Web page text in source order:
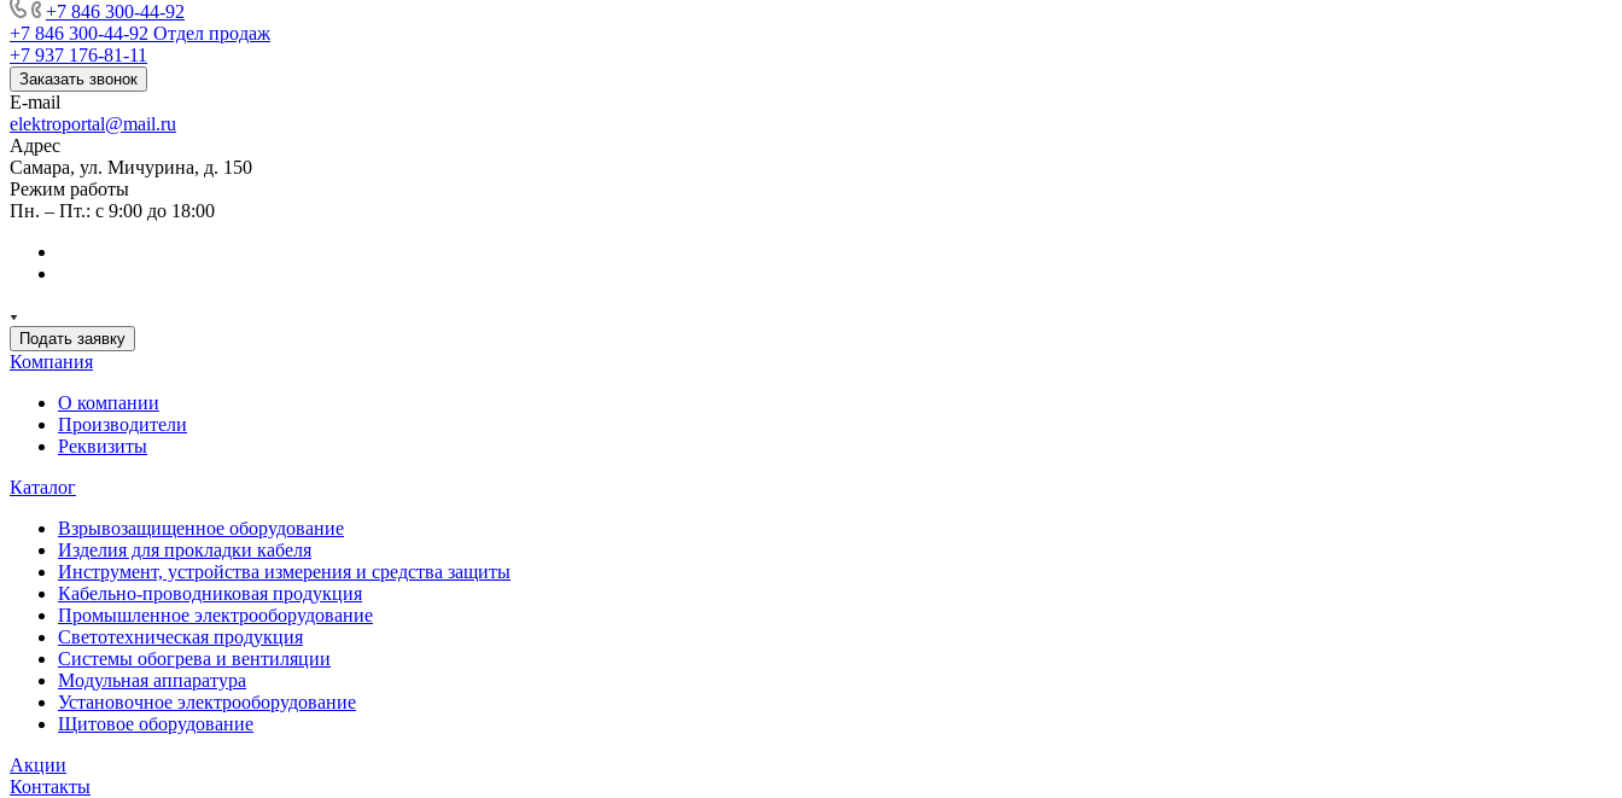
+7 846 300-44-92
+7 846 300-44-92 Отдел продаж
+7 937 176-81-11
Заказать звонок
E-mail
elektroportal@mail.ru
Адрес
Самара, ул. Мичурина, д. 150
Режим работы
Пн. – Пт.: с 9:00 до 18:00
Подать заявку
Компания
О компании
Производители
Реквизиты
Каталог
Взрывозащищенное оборудование
Изделия для прокладки кабеля
Инструмент, устройства измерения и средства защиты
Кабельно-проводниковая продукция
Промышленное электрооборудование
Светотехническая продукция
Системы обогрева и вентиляции
Модульная аппаратура
Установочное электрооборудование
Щитовое оборудование
Акции
Контакты